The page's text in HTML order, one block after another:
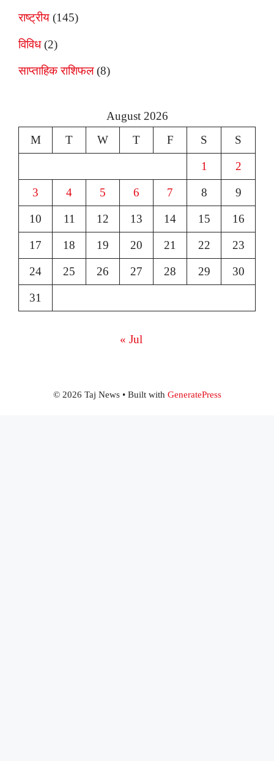
राष्ट्रीय (145)
विविध(2)
साप्ताहिक राशिफल(8)
August 2026
M
T W T F S S
1 2
3 4 5 6 7 8 9
10 11 12 13 14 15 16
17 18 19 20 21 22 23
24 25 26 27 28 29 30
31
« Jul
© 2026 Taj News• Built with GeneratePress